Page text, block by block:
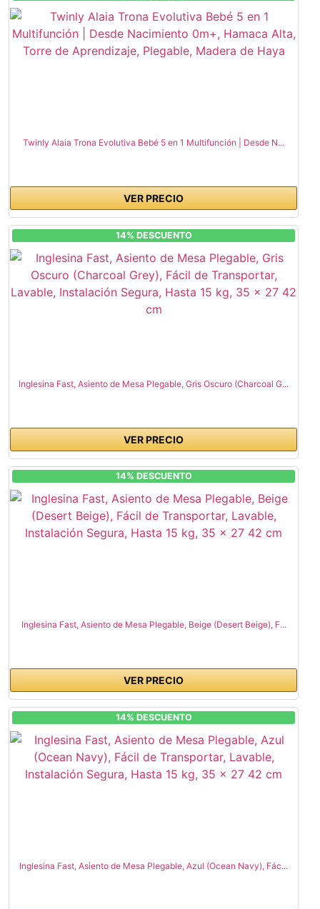
Twinly Alaia Trona Evolutiva Bebé 5 en 1 Multifunción | Desde N...
VER PRECIO
14% DESCUENTO
Inglesina Fast, Asiento de Mesa Plegable, Gris Oscuro (Charcoal G...
VER PRECIO
14% DESCUENTO
Inglesina Fast, Asiento de Mesa Plegable, Beige (Desert Beige), F...
VER PRECIO
14% DESCUENTO
Inglesina Fast, Asiento de Mesa Plegable, Azul (Ocean Navy), Fác...